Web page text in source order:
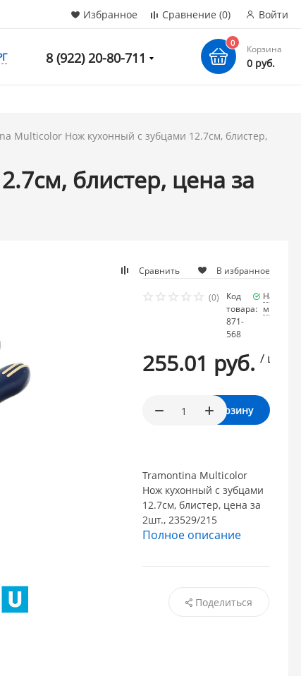
Избранное Сравнение (0) Войти
8 (922) 20-80-711
0
Корзина
0 руб.
Multicolor Нож кухонный с зубцами 12.7см, блистер,
блистер, цена за
Сравнить В избранное
(0)
Код
товара:
871-
568
много
255.01 руб. / шт.
В корзину
Tramontina Multicolor
Нож кухонный с зубцами
12.7см, блистер, цена за
2шт., 23529/215
Полное описание
Поделиться